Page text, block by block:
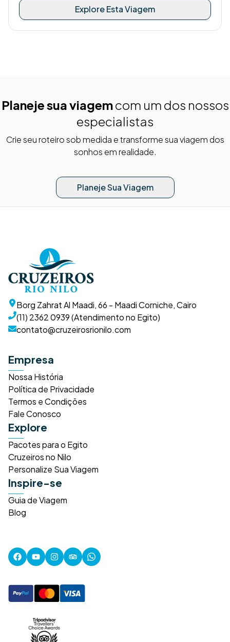
Explore Esta Viagem
Planeje sua viagemcom um dos nossos
especialistas
Crie seu roteiro sob medida e transforme sua viagem dos
sonhos em realidade.
Planeje Sua Viagem
Borg Zahrat Al Maadi, 66 - Maadi Corniche, Cairo
(11) 2362 0939 (Atendimento no Egito)
contato@cruzeirosrionilo.com
Empresa
Nossa História
Política de Privacidade
Termos e Condições
Fale Conosco
Explore
Pacotes para o Egito
Cruzeiros no Nilo
Personalize Sua Viagem
Inspire-se
Guia de Viagem
Blog